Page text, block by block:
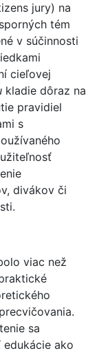
jury) na
tém
v súčinnosti
cieľovej
kladie dôraz na
pravidiel
s
divákov či
viac než
sa
ako